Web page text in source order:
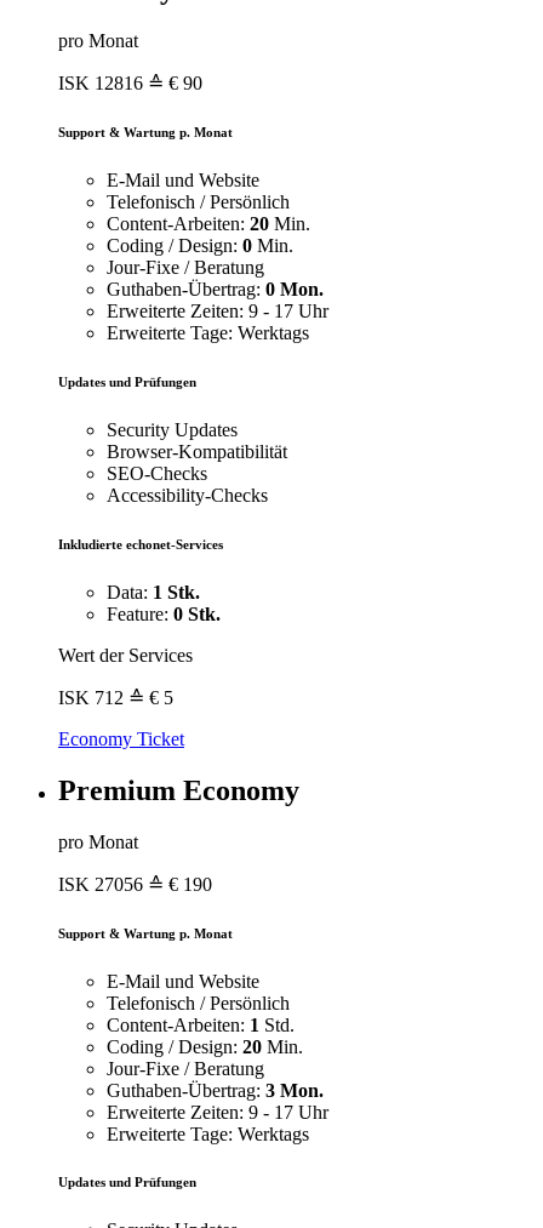
pro Monat
ISK 12816 ≙ € 90
Support & Wartung p. Monat
E-Mail und Website
Telefonisch / Persönlich
Content-Arbeiten: 20 Min.
Coding / Design: 0 Min.
Jour-Fixe / Beratung
Guthaben-Übertrag: 0 Mon.
Erweiterte Zeiten: 9 - 17 Uhr
Erweiterte Tage: Werktags
Updates und Prüfungen
Security Updates
Browser-Kompatibilität
SEO-Checks
Accessibility-Checks
Inkludierte echonet-Services
Data: 1 Stk.
Feature: 0 Stk.
Wert der Services
ISK 712 ≙ € 5
Economy Ticket
Premium Economy
pro Monat
ISK 27056 ≙ € 190
Support & Wartung p. Monat
E-Mail und Website
Telefonisch / Persönlich
Content-Arbeiten: 1 Std.
Coding / Design: 20 Min.
Jour-Fixe / Beratung
Guthaben-Übertrag: 3 Mon.
Erweiterte Zeiten: 9 - 17 Uhr
Erweiterte Tage: Werktags
Updates und Prüfungen